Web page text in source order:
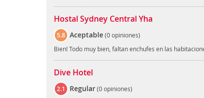
Hostal Sydney Central Yha
5.8 Aceptable(0 opiniones)
Bien! Todo muy bien, faltan enchufes en las
Dive Hotel
2.1 Regular(0 opiniones)